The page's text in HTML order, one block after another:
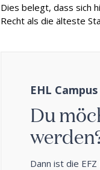
Dies belegt, dass sich
Recht als die älteste
EHL
Du
Dann ist die